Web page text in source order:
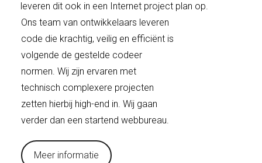
leveren dit ook in een Internet project plan op.
Ons team van ontwikkelaars leveren
code die krachtig, veilig en efficiënt is
volgende de gestelde codeer
normen. Wij zijn ervaren met
technisch complexere projecten
zetten hierbij high-end in. Wij gaan
verder dan een startend webbureau.
Meer informatie